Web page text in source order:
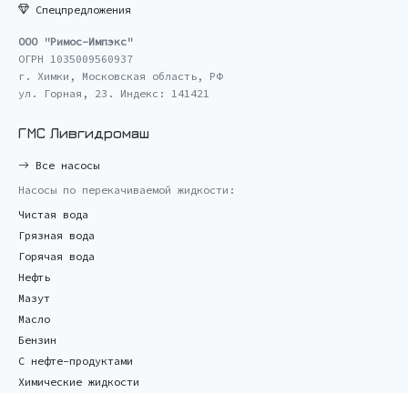
Спецпредложения
ООО "Римос-Импэкс"
ОГРН 1035009560937
г. Химки, Московская область, РФ
ул. Горная, 23. Индекс: 141421
ГМС Ливгидромаш
Все насосы
Насосы по перекачиваемой жидкости:
Чистая вода
Грязная вода
Горячая вода
Нефть
Мазут
Масло
Бензин
С нефте-продуктами
Химические жидкости